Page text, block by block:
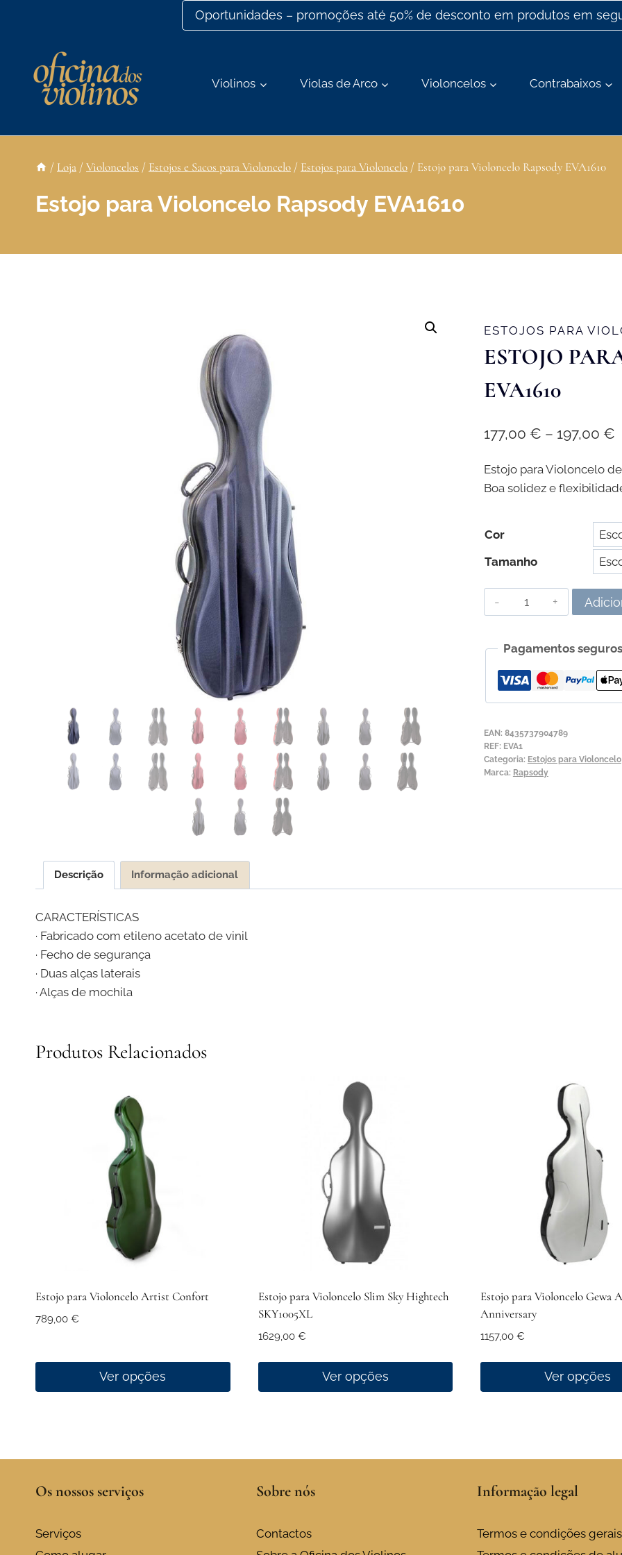
conteúdo
Oportunidades – promoções até 50% de desconto em produtos em
Violinos Violas de Arco Violoncelos Contrabaixos
/ Loja /Violoncelos / Estojos e Sacos para Violoncelo / Estojos para Violoncelo / Estojo para Violoncelo Rapsody EVA1610
Estojo para Violoncelo Rapsody EVA1610
ESTOJOS PARA
ESTOJO
EVA1610
177,00 € – 197,00 €
Estojo para Violoncelo
Boa solidez e
Cor
Tamanho
Quantidade
de
para
Violoncelo
Rapsody
Pagamentos seguros
EAN: 8435737904789
REF: EVA1
Categoria: Estojos para Violoncelo
Marca: Rapsody
Descrição Informação adicional
CARACTERÍSTICAS
· Fabricado com etileno acetato de vinil
· Fecho de segurança
· Duas alças laterais
· Alças de mochila
Produtos Relacionados
Estojo para Violoncelo Artist Confort
789,00 €
Ver opções
multiple
The
may
be
Estojo para Violoncelo Slim Sky Hightech
SKY1005XL
1629,00 €
Ver opções
multiple
The
may
be
Estojo para Violoncelo Gewa
Anniversary
1157,00 €
Ver opções
multiple
The
may
be
Os nossos serviços
Serviços
Sobre nós
Contactos
Informação legal
Termos e condições gerais